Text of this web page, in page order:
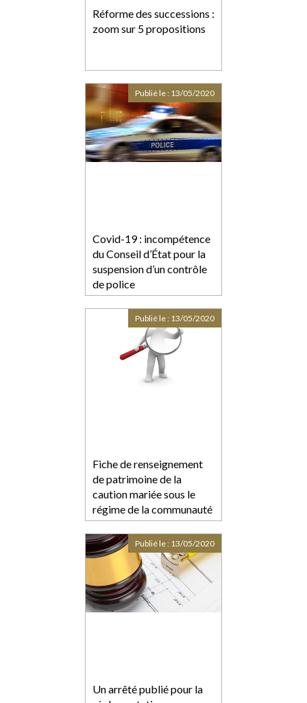
Réforme des successions :
zoom sur 5 propositions
Covid-19 : incompétence
du Conseil d’État pour la
suspension d’un contrôle
de police
Publié le : 13/05/2020
Fiche de renseignement
de patrimoine de la
caution mariée sous le
régime de la communauté
erronée
Publié le : 13/05/2020
Un arrêté publié pour la
Publié le : 13/05/2020